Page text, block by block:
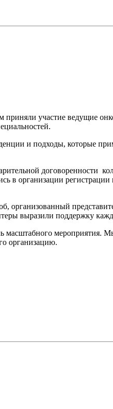
участие ведущие
и подходы, которые
договоренности
в организации
организованный
выразили поддержку
масштабного мероприятия.
организацию.